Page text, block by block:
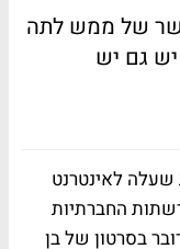
של ממש לתה
לאינטרנט
החברתיות
צפיות. מדובר בסרטון של בן